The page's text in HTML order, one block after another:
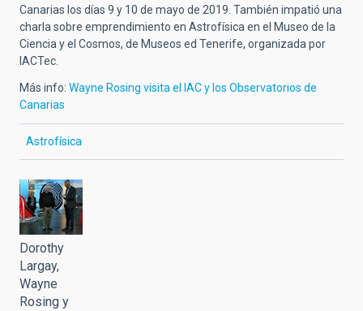
Canarias los días 9 y 10 de mayo de 2019. También impatió una
charla sobre emprendimiento en Astrofísica en el Museo de la
Ciencia y el Cosmos, de Museos ed Tenerife, organizada por
IACTec.
Más info: Wayne Rosing visita el IAC y los Observatorios de
Canarias
Astrofísica
Dorothy
Largay,
Wayne
Rosing y